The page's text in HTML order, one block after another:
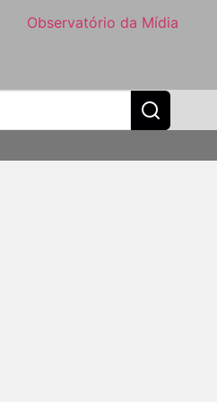
Observatório da Mídia